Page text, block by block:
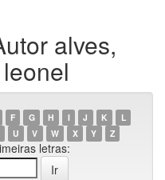
alves,
F G H I J K
L
U V W X Y Z
letras: